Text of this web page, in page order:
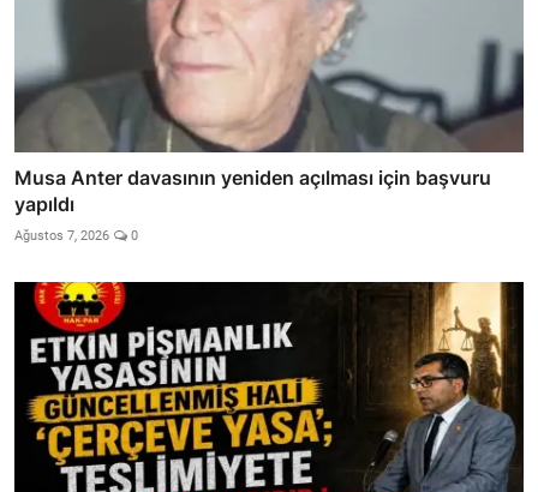
Musa Anter davasının yeniden açılması için başvuru
yapıldı
Ağustos 7, 2026 0